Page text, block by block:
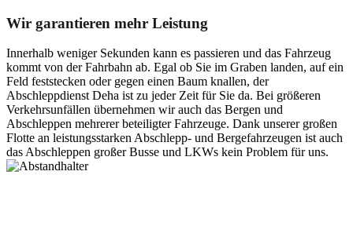
Wir garantieren mehr Leistung
Innerhalb weniger Sekunden kann es passieren und das Fahrzeug
kommt von der Fahrbahn ab. Egal ob Sie im Graben landen, auf ein
Feld feststecken oder gegen einen Baum knallen, der
Abschleppdienst Deha ist zu jeder Zeit für Sie da. Bei größeren
Verkehrsunfällen übernehmen wir auch das Bergen und
Abschleppen mehrerer beteiligter Fahrzeuge. Dank unserer großen
Flotte an leistungsstarken Abschlepp- und Bergefahrzeugen ist auch
das Abschleppen großer Busse und LKWs kein Problem für uns.